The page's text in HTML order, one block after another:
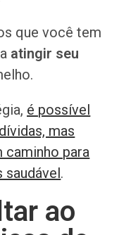
que você tem
atingir seu
é possível
mas
caminho para
saudável.
ao